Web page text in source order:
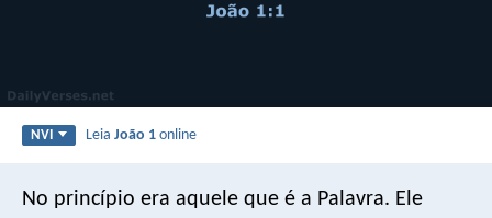
NVI LeiaJoão 1 online
No princípio era aquele que é a Palavra. Ele